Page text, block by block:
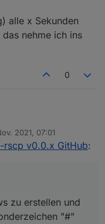
alle x Sekunden
nehme ich ins
0
zu erstellen und habe
"#"
2021, 07:01
rscp v0.0.x GitHub:
zu erstellen und
"#"